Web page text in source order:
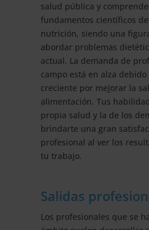
salud pública y
fundamentos científicos
nutrición, siendo una
abordar problemas
actual. La demanda de
campo está en alza
creciente por mejorar la
alimentación. Tus
propia salud y la de los
brindarte una gran
profesional al ver los
tu trabajo.
Salidas
Los profesionales que se